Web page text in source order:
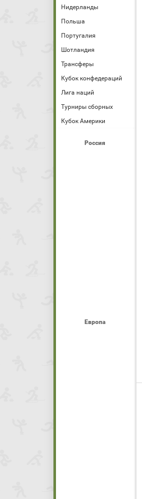
Нидерланды
Польша
Португалия
Шотландия
Трансферы
Кубок конфедераций
Лига наций
Турниры сборных
Кубок Америки
Россия
Европа